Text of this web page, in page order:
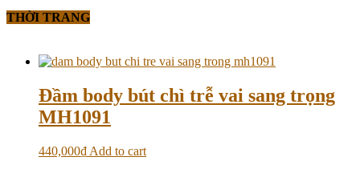
THỜI TRANG
Đầm body bút chì trễ vai sang trọng
MH1091
440,000₫ Add to cart